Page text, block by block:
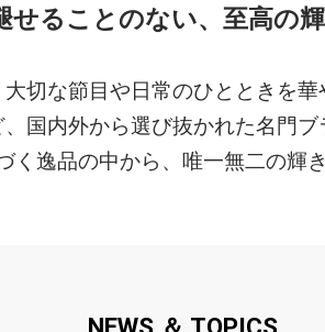
せることのない、至高の輝
切な節目や日常のひとときを華
国内外から選び抜かれた名門
く逸品の中から、唯一無二の輝